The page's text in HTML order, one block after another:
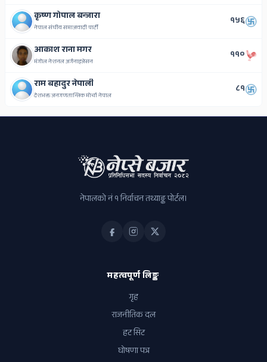
कृष्ण गोपाल बन्जारा
नेपाल संघीय समाजवादी पार्टी १५६
आकाश राना मगर
मंगोल नेशनल अर्गनाइजेसन ११०
राम बहादुर नेपाली
देशभक्त जनगणतान्त्रिक मोर्चा नेपाल ८१
नेपालको नं १ निर्वाचन तथ्याङ्क पोर्टल।
महत्वपूर्ण लिङ्क
गृह
राजनीतिक दल
हट सिट
घोषणा पत्र